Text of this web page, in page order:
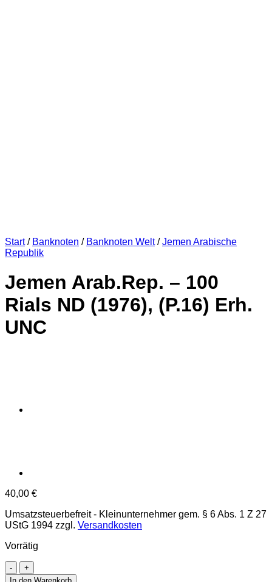
Start / Banknoten / Banknoten Welt / Jemen Arabische
Republik
Jemen Arab.Rep. – 100
Rials ND (1976), (P.16) Erh.
UNC
40,00 €
Umsatzsteuerbefreit - Kleinunternehmer gem. § 6 Abs. 1 Z 27
UStG 1994 zzgl. Versandkosten
Vorrätig
Jemen
Arab.Rep.